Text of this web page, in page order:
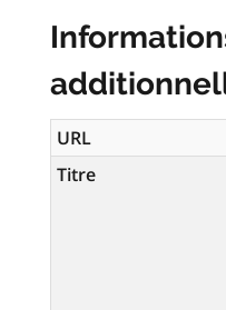
URL
Titre